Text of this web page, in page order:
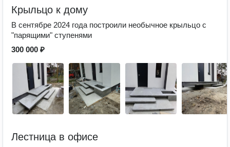
Крыльцо к дому
В сентябре 2024 года построили необычное крыльцо с
"парящими" ступенями
300 000 ₽
Лестница в офисе